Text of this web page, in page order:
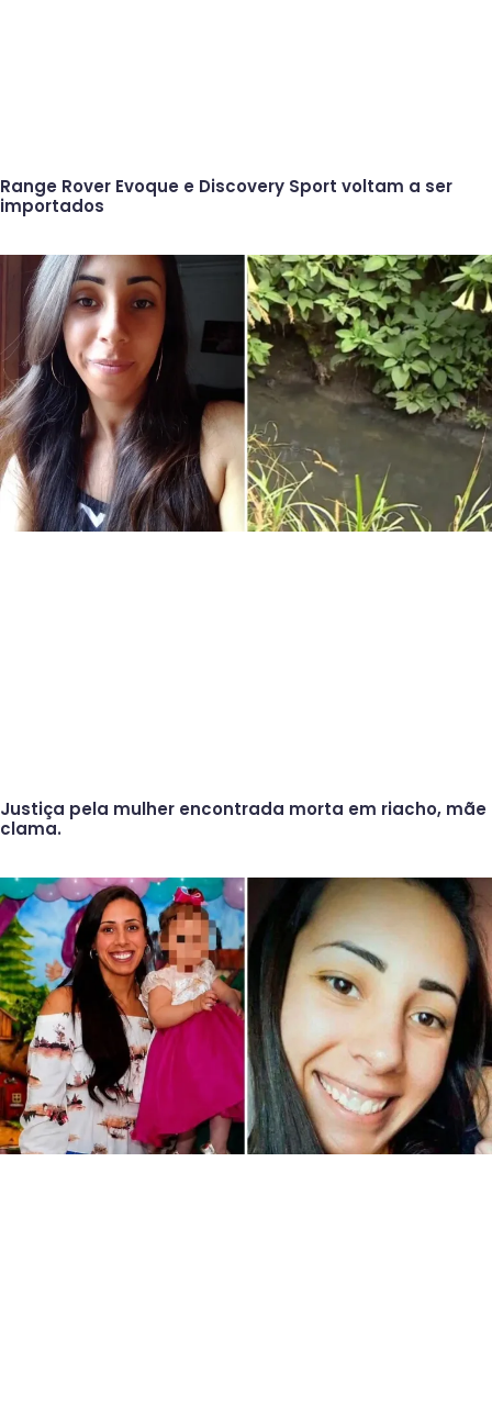
Range Rover Evoque e Discovery Sport voltam a ser
importados
Justiça pela mulher encontrada morta em riacho, mãe
clama.